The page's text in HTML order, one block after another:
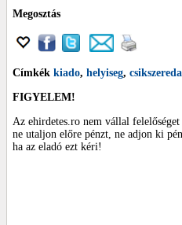
Megosztás
Címkék kiado, helyiseg,
FIGYELEM!
Az ehirdetes.ro nem vállal
ne utaljon előre pénzt, ne adjon ki
ha az eladó ezt kéri!